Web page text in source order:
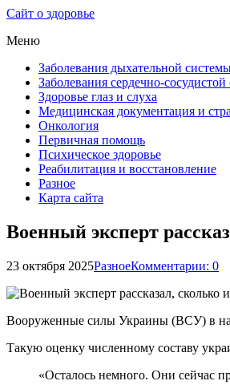
Сайт о здоровье
Меню
Заболевания дыхательной
Заболевания сердечно-
Здоровье глаз и слуха
Медицинская документация и
Онкология
Первичная помощь
Психическое здоровье
Реабилитация и восстановление
Разное
Карта сайта
Военный эксперт
23 октября 2025РазноеКомментарии: 0
Вооруженные силы Украины (ВСУ) в
Такую оценку численному составу
«Осталось немного. Они сейчас